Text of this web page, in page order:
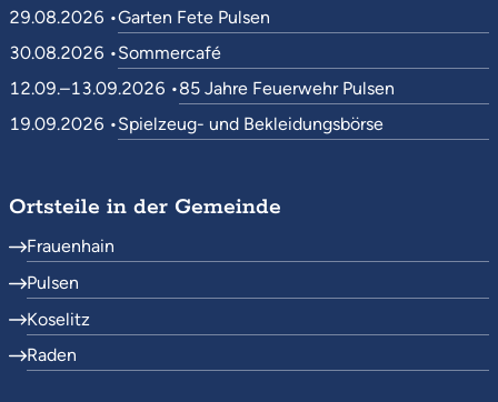
29.08.2026 •Garten Fete Pulsen
30.08.2026 •Sommercafé
12.09.–13.09.2026 •85 Jahre Feuerwehr Pulsen
19.09.2026 •Spielzeug- und Bekleidungsbörse
Ortsteile in der Gemeinde
Frauenhain
Pulsen
Koselitz
Raden